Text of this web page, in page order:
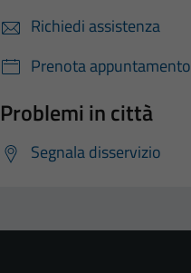
Richiedi assistenza
Prenota appuntamento
Problemi in città
Segnala disservizio